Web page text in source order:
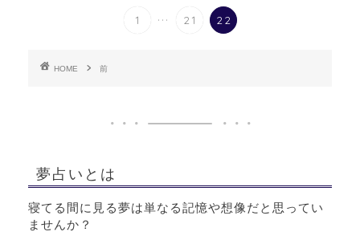
1 ... 21 22
HOME 前
夢占いとは
寝てる間に見る夢は単なる記憶や想像だと思ってい
ませんか？